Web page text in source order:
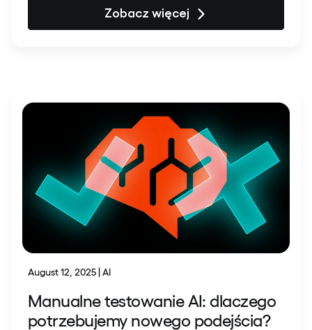
Zobacz więcej
August 12, 2025 | AI
Manualne testowanie AI: dlaczego
potrzebujemy nowego podejścia?